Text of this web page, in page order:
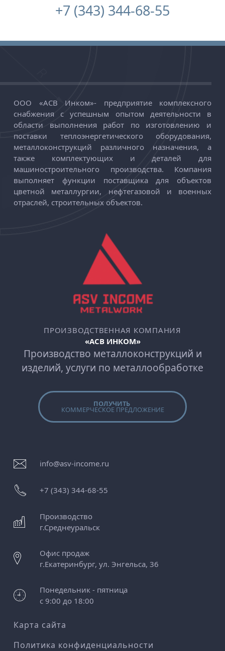
+7 (343) 344-68-55
ООО «АСВ Инком»- предприятие комплексного
снабжения с успешным опытом деятельности в
области выполнения работ по изготовлению и
поставки теплоэнергетического оборудования,
металлоконструкций различного назначения, а
также комплектующих и деталей для
машиностроительного производства. Компания
выполняет функции поставщика для объектов
цветной металлургии, нефтегазовой и военных
отраслей, строительных объектов.
ПРОИЗВОДСТВЕННАЯ КОМПАНИЯ
«АСВ ИНКОМ»
Производство металлоконструкций и
изделий, услуги по металлообработке
ПОЛУЧИТЬ
КОММЕРЧЕСКОЕ ПРЕДЛОЖЕНИЕ
info@asv-income.ru
+7 (343) 344-68-55
Производство
г.Среднеуральск
Офис продаж
г.Екатеринбург, ул. Энгельса, 36
Понедельник - пятница
с 9:00 до 18:00
Карта сайта
Политика конфиденциальности